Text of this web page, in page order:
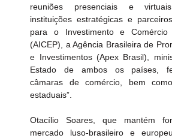
reuniões presenciais e
instituições estratégicas e
para o Investimento e
(AICEP), a Agência Brasileira de
e Investimentos (Apex Brasil),
Estado de ambos os países,
câmaras de comércio, bem
estaduais”.
Otacílio Soares, que mantém
mercado luso-brasileiro e